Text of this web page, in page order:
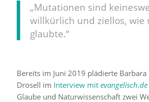
„Mutationen sind
willkürlich und ziellos, wie
glaubte.“
Bereits im Juni 2019 plädierte Barbara
Drosell im Interview mit evangelisch.de
Glaube und Naturwissenschaft zwei